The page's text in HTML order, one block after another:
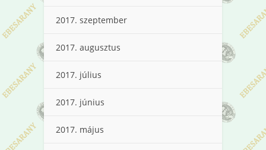
2017. szeptember
2017. augusztus
2017. július
2017. június
2017. május